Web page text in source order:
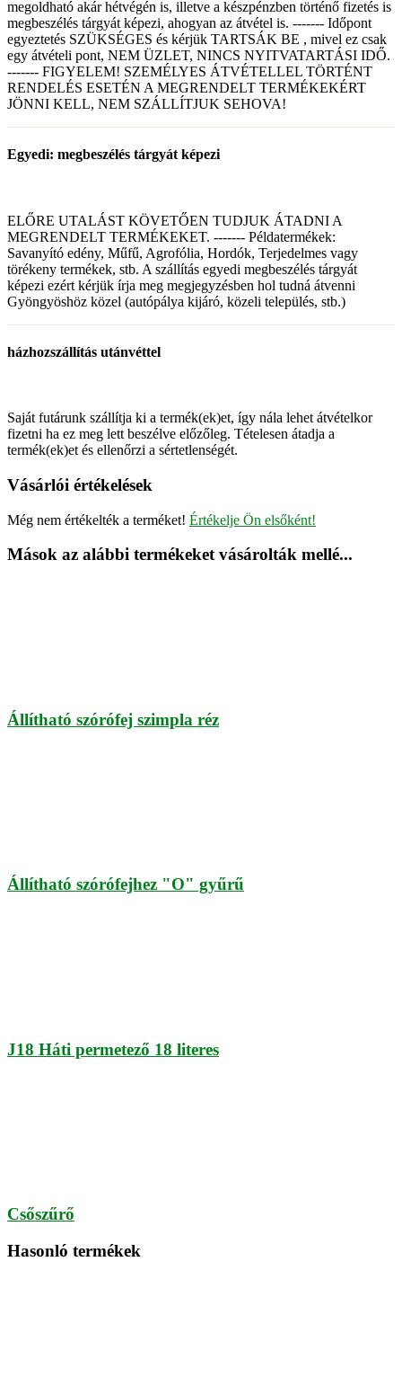
megoldható akár hétvégén is, illetve a készpénzben történő fizetés is
megbeszélés tárgyát képezi, ahogyan az átvétel is. ------- Időpont
egyeztetés SZÜKSÉGES és kérjük TARTSÁK BE , mivel ez csak
egy átvételi pont, NEM ÜZLET, NINCS NYITVATARTÁSI IDŐ.
------- FIGYELEM! SZEMÉLYES ÁTVÉTELLEL TÖRTÉNT
RENDELÉS ESETÉN A MEGRENDELT TERMÉKEKÉRT
JÖNNI KELL, NEM SZÁLLÍTJUK SEHOVA!
Egyedi: megbeszélés tárgyát képezi
ELŐRE UTALÁST KÖVETŐEN TUDJUK ÁTADNI A
MEGRENDELT TERMÉKEKET. ------- Példatermékek:
Savanyító edény, Műfű, Agrofólia, Hordók, Terjedelmes vagy
törékeny termékek, stb. A szállítás egyedi megbeszélés tárgyát
képezi ezért kérjük írja meg megjegyzésben hol tudná átvenni
Gyöngyöshöz közel (autópálya kijáró, közeli település, stb.)
házhozszállítás utánvéttel
Saját futárunk szállítja ki a termék(ek)et, így nála lehet átvételkor
fizetni ha ez meg lett beszélve előzőleg. Tételesen átadja a
termék(ek)et és ellenőrzi a sértetlenségét.
Vásárlói értékelések
Még nem értékelték a terméket! Értékelje Ön elsőként!
Mások az alábbi termékeket vásárolták mellé...
Állítható szórófej szimpla réz
Állítható szórófejhez "O" gyűrű
J18 Háti permetező 18 literes
Csőszűrő
Hasonló termékek